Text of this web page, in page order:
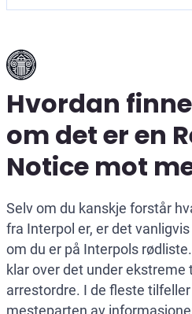
Hvordan
om det er en
Notice mot
Selv om du kanskje forstår
fra Interpol er, er det
om du er på Interpols
klar over det under ekstreme
arrestordre. I de fleste
mesteparten av